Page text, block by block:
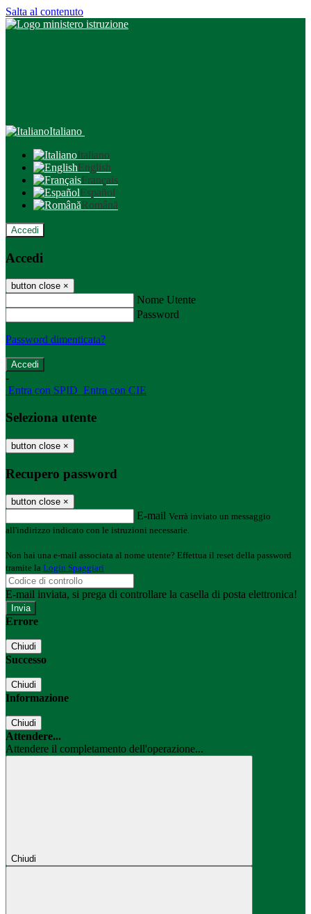
Salta al contenuto
Italiano
Italiano
English
Français
Español
Română
Accedi
Accedi
button close ×
Nome Utente
Password
Password dimenticata?
-
Entra con SPID Entra con CIE
Seleziona utente
button close ×
Recupero password
button close ×
E-mail Verrà inviato un messaggio
all'indirizzo indicato con le istruzioni necessarie.
Non hai una e-mail associata al nome utente? Effettua il reset della password
tramite la Login Spaggiari
E-mail inviata, si prega di controllare la casella di posta elettronica!
Errore
Chiudi
Successo
Chiudi
Informazione
Chiudi
Attendere...
Attendere il completamento dell'operazione...
Chiudi